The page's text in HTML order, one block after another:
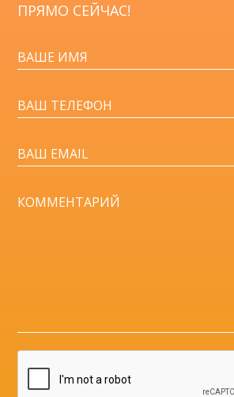
ПРЯМО СЕЙЧАС!